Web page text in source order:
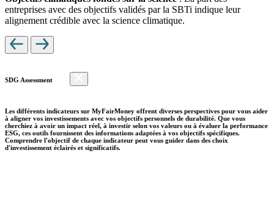
entreprises avec des objectifs validés par la SBTi indique leur
alignement crédible avec la science climatique.
SDG Assessment
Les différents indicateurs sur MyFairMoney offrent diverses perspectives pour vous aider
à aligner vos investissements avec vos objectifs personnels de durabilité. Que vous
cherchiez à avoir un impact réel, à investir selon vos valeurs ou à évaluer la performance
ESG, ces outils fournissent des informations adaptées à vos objectifs spécifiques.
Comprendre l'objectif de chaque indicateur peut vous guider dans des choix
d'investissement éclairés et significatifs.